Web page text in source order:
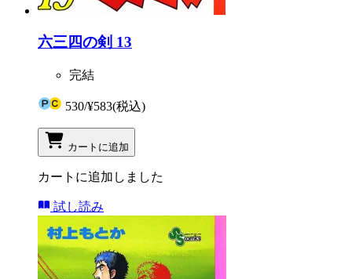
六三四の剣 13
完結
530/¥583(税込)
カートに追加
カートに追加しました
試し読み